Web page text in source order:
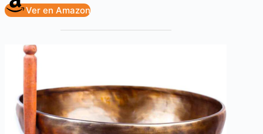
Ver en Amazon